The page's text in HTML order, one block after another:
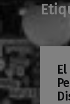
03/04/2018
0
Maravillas